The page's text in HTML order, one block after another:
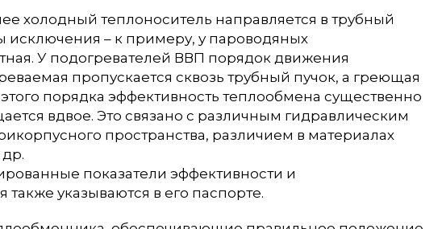
холодный теплоноситель направляется в трубный
исключения – к примеру, у пароводяных
У подогревателей ВВП порядок движения
пропускается сквозь трубный пучок, а греющая
порядка эффективность теплообмена существенно
вдвое. Это связано с различным гидравлическим
пространства, различием в материалах
показатели эффективности и
указываются в его паспорте.